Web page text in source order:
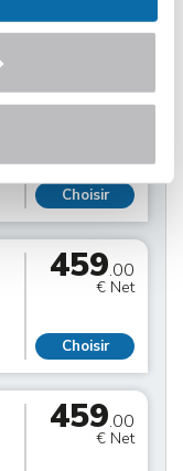
459
Choisir
459.00
€ Net
Choisir
459.00
€ Net